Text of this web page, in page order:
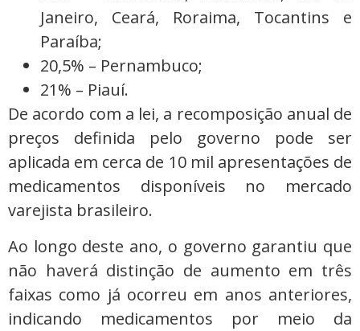
Janeiro, Ceará, Roraima, Tocantins e
Paraíba;
20,5% – Pernambuco;
21% – Piauí.
De acordo com a lei, a recomposição anual de
preços definida pelo governo pode ser
aplicada em cerca de 10 mil apresentações de
medicamentos disponíveis no mercado
varejista brasileiro.
Ao longo deste ano, o governo garantiu que
não haverá distinção de aumento em três
faixas como já ocorreu em anos anteriores,
indicando medicamentos por meio da